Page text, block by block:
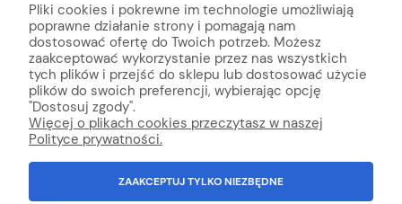
Pliki cookies i pokrewne im technologie umożliwiają
poprawne działanie strony i pomagają nam
dostosować ofertę do Twoich potrzeb. Możesz
zaakceptować wykorzystanie przez nas wszystkich
tych plików i przejść do sklepu lub dostosować użycie
plików do swoich preferencji, wybierając opcję
"Dostosuj zgody".
Więcej o plikach cookies przeczytasz w naszej
Polityce prywatności.
ZAAKCEPTUJ TYLKO NIEZBĘDNE